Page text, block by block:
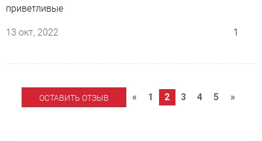
приветливые
13 окт, 2022 1
ОСТАВИТЬ ОТЗЫВ « 1 2 3 4 5 »